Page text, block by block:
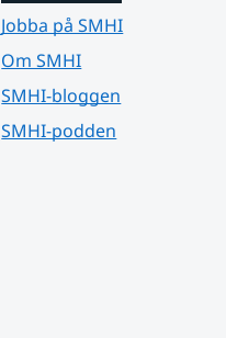
Jobba på SMHI
Om SMHI
SMHI-bloggen
SMHI-podden